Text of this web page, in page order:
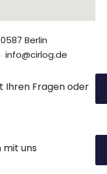
Berlin
info@cirlog.de
Ihren Fragen oder
mit uns